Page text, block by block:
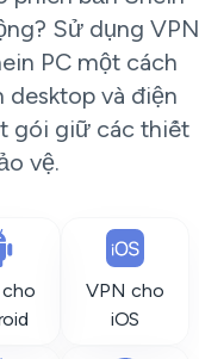
Sử dụng VPN
PC một cách
desktop và điện
gói giữ các thiết
vệ.
VPN cho
iOS